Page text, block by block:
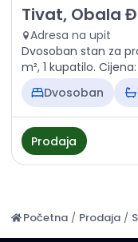
Prodaja - Stan
Tivat, Obala
Adresa na upit
Dvosoban stan za
m², 1 kupatilo.
Dvosoban
Prodaja
Početna / Prodaja /